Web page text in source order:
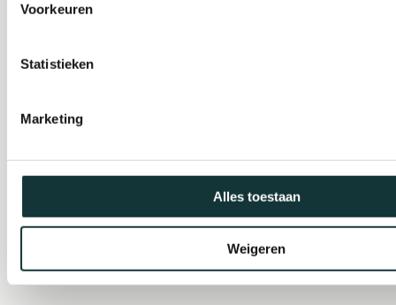
Voorkeuren
Statistieken
Marketing
Alles toestaan
Weigeren
Gravensteen
Organisatie